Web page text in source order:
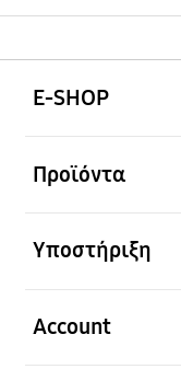
E-SHOP
Προϊόντα
Υποστήριξη
Account